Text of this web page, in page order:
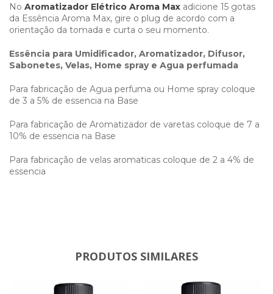
No Aromatizador Elétrico Aroma Max adicione 15 gotas
da Essência Aroma Max, gire o plug de acordo com a
orientação da tomada e curta o seu momento.
Essência para Umidificador, Aromatizador, Difusor,
Sabonetes, Velas, Home spray e Agua perfumada
Para fabricação de Agua perfuma ou Home spray coloque
de 3 a 5% de essencia na Base
Para fabricação de Aromatizador de varetas coloque de 7 a
10% de essencia na Base
Para fabricação de velas aromaticas coloque de 2 a 4% de
essencia
PRODUTOS SIMILARES